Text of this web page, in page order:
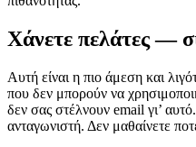
Χάνετε πελάτες —
Αυτή είναι η πιο άμεση και
που δεν μπορούν να
δεν σας στέλνουν email γι’
ανταγωνιστή. Δεν μαθαίνετε